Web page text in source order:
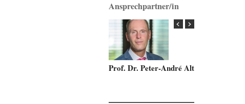
Prof. Dr.-Ing. Johann-Dietrich Wörner